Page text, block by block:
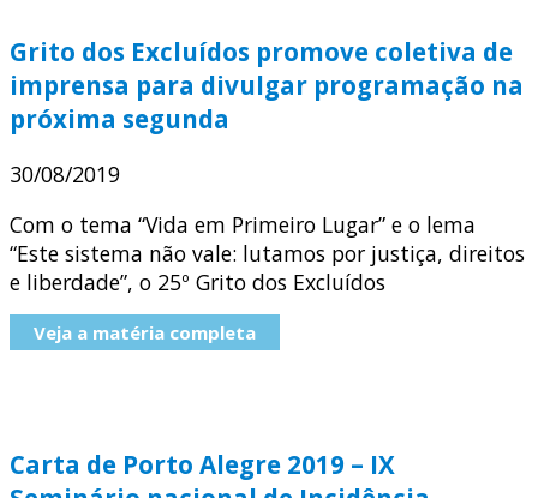
Grito dos Excluídos promove coletiva de
imprensa para divulgar programação na
próxima segunda
30/08/2019
Com o tema “Vida em Primeiro Lugar” e o lema
“Este sistema não vale: lutamos por justiça, direitos
e liberdade”, o 25º Grito dos Excluídos
Veja a matéria completa
Carta de Porto Alegre 2019 – IX